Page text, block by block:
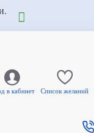
в кабинет Список желаний